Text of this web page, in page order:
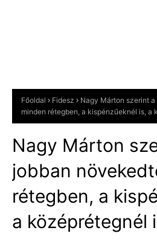
Főoldal Fidesz
Nagy Márton szerint
minden rétegben, a kispénzűeknél is, a
Nagy Márton
jobban
rétegben, a
a középrétegnél